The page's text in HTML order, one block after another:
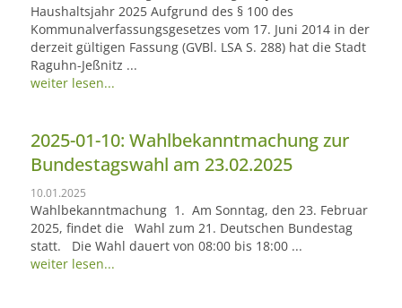
Haushaltsjahr 2025 Aufgrund des § 100 des
Kommunalverfassungsgesetzes vom 17. Juni 2014 in der
derzeit gültigen Fassung (GVBl. LSA S. 288) hat die Stadt
Raguhn-Jeßnitz ...
weiter lesen...
2025-01-10: Wahlbekanntmachung zur
Bundestagswahl am 23.02.2025
10.01.2025
Wahlbekanntmachung 1. Am Sonntag, den 23. Februar
2025, findet die Wahl zum 21. Deutschen Bundestag
statt. Die Wahl dauert von 08:00 bis 18:00 ...
weiter lesen...